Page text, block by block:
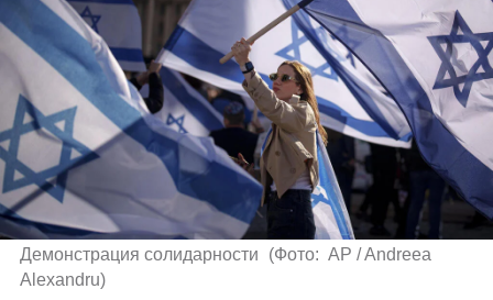
Демонстрация солидарности (Фото:  AP / Andreea
Alexandru)